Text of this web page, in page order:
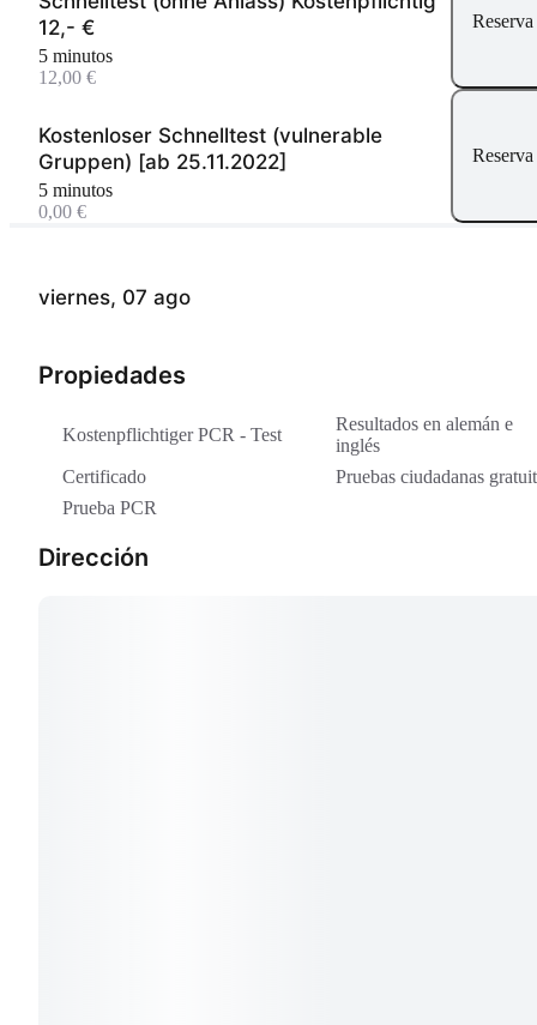
viernes, 07 ago
Propiedades
Kostenpflichtiger PCR - Test
Resultados en alemán e
inglés
Certificado
Pruebas ciudadanas
Prueba PCR
Dirección
12,- €
5 minutos
12,00 €
Kostenloser Schnelltest (vulnerable
Gruppen) [ab 25.11.2022]
5 minutos
0,00 €